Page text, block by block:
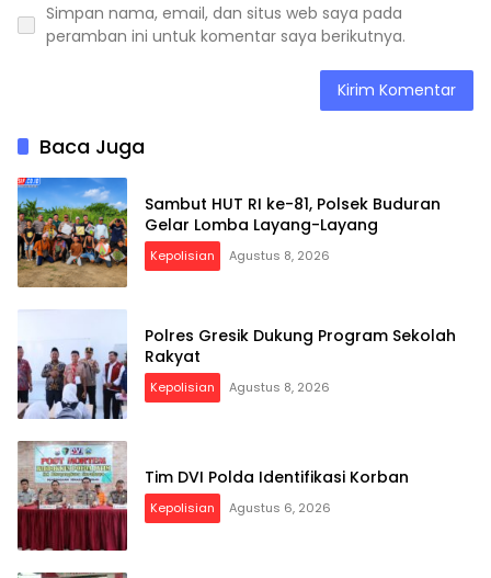
Simpan nama, email, dan situs web saya pada
peramban ini untuk komentar saya berikutnya.
Baca Juga
Sambut HUT RI ke-81, Polsek Buduran
Gelar Lomba Layang-Layang
Kepolisian Agustus 8, 2026
Polres Gresik Dukung Program Sekolah
Rakyat
Kepolisian Agustus 8, 2026
Tim DVI Polda Identifikasi Korban
Kepolisian Agustus 6, 2026